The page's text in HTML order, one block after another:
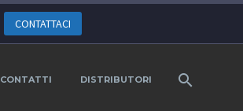
CONTATTACI
CONTATTI DISTRIBUTORI